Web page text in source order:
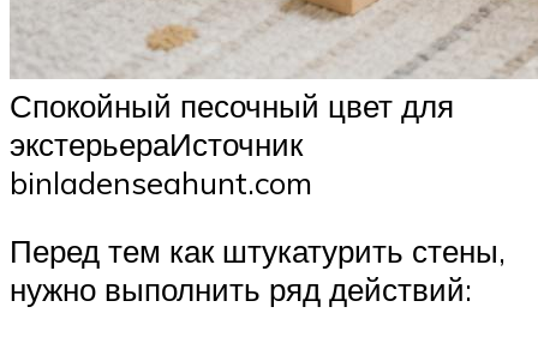
Спокойный песочный цвет для
экстерьераИсточник
binladenseahunt.com
Перед тем как штукатурить стены,
нужно выполнить ряд действий: